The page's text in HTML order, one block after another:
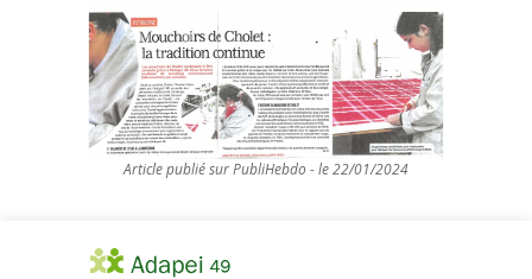
Article publié sur PubliHebdo - le 22/01/2024